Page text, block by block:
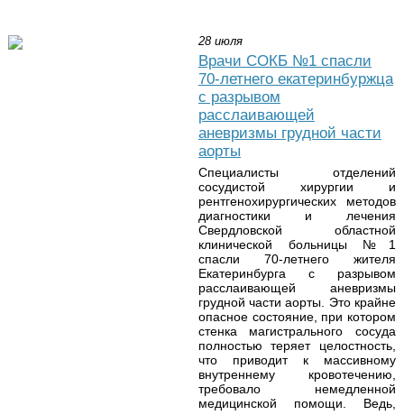
28 июля
Врачи СОКБ №1 спасли
70-летнего екатеринбуржца
с разрывом
расслаивающей
аневризмы грудной части
аорты
Специалисты отделений
сосудистой хирургии и
рентгенохирургических методов
диагностики и лечения
Свердловской областной
клинической больницы №1
спасли 70-летнего жителя
Екатеринбурга с разрывом
расслаивающей аневризмы
грудной части аорты. Это крайне
опасное состояние, при котором
стенка магистрального сосуда
полностью теряет целостность,
что приводит к массивному
внутреннему кровотечению,
требовало немедленной
медицинской помощи. Ведь,